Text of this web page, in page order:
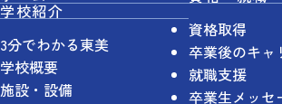
学校紹介
3分でわかる東美
学校概要
施設・設備
資格取得
卒業後のキャ
就職支援
卒業生メッセ